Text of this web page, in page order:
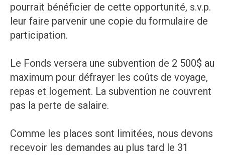
pourrait bénéficier de cette opportunité, s.v.p.
leur faire parvenir une copie du formulaire de
participation.
Le Fonds versera une subvention de 2 500$ au
maximum pour défrayer les coûts de voyage,
repas et logement. La subvention ne couvrent
pas la perte de salaire.
Comme les places sont limitées, nous devons
recevoir les demandes au plus tard le 31